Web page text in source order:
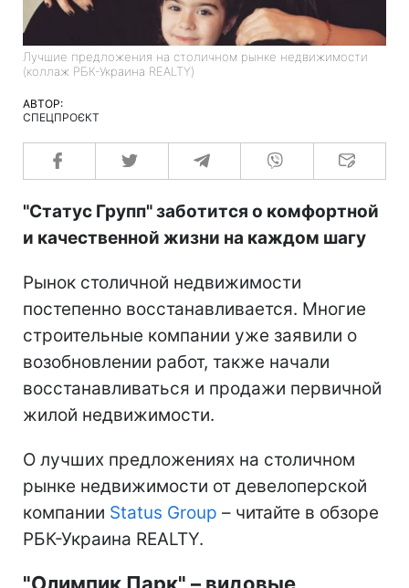
Лучшие предложения на столичном рынке недвижимости
(коллаж РБК-Украина REALTY)
АВТОР:
СПЕЦПРОЄКТ
"Статус Групп" заботится о комфортной
и качественной жизни на каждом шагу
Рынок столичной недвижимости
постепенно восстанавливается. Многие
строительные компании уже заявили о
возобновлении работ, также начали
восстанавливаться и продажи первичной
жилой недвижимости.
О лучших предложениях на столичном
рынке недвижимости от девелоперской
компании Status Group – читайте в обзоре
РБК-Украина REALTY.